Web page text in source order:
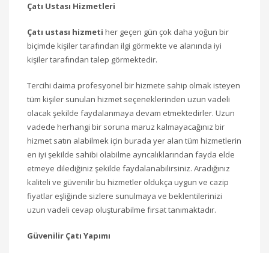
Çatı Ustası Hizmetleri
Çatı ustası hizmeti her geçen gün çok daha yoğun bir
biçimde kişiler tarafından ilgi görmekte ve alanında iyi
kişiler tarafından talep görmektedir.
Tercihi daima profesyonel bir hizmete sahip olmak isteyen
tüm kişiler sunulan hizmet seçeneklerinden uzun vadeli
olacak şekilde faydalanmaya devam etmektedirler. Uzun
vadede herhangi bir soruna maruz kalmayacağınız bir
hizmet satın alabilmek için burada yer alan tüm hizmetlerin
en iyi şekilde sahibi olabilme ayrıcalıklarından fayda elde
etmeye dilediğiniz şekilde faydalanabilirsiniz. Aradığınız
kaliteli ve güvenilir bu hizmetler oldukça uygun ve cazip
fiyatlar eşliğinde sizlere sunulmaya ve beklentilerinizi
uzun vadeli cevap oluşturabilme fırsat tanımaktadır.
Güvenilir Çatı Yapımı